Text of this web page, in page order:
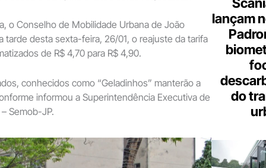
o Conselho de Mobilidade Urbana de João
tarde desta sexta-feira, 26/01, o reajuste da tarifa
de R$ 4,70 para R$ 4,90.
conhecidos como “Geladinhos” manterão a
informou a Superintendência Executiva de
Semob-JP.
lançam
do